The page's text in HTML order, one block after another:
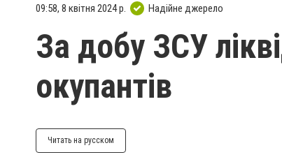
09:58, 8 квітня 2024 р. Надійне джерело
За добу ЗСУ
окупантів
Читать на русском